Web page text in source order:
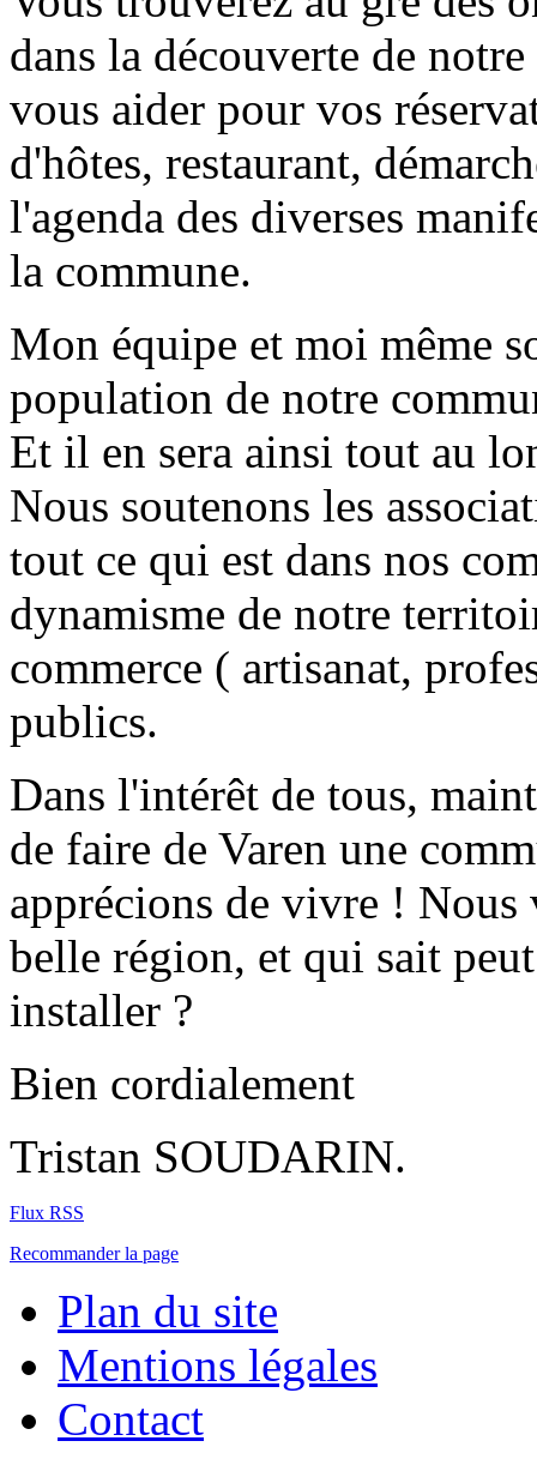
dans la découverte de
vous aider pour vos
d'hôtes, restaurant,
l'agenda des diverses
la commune.
Mon équipe et moi même
population de notre
Et il en sera ainsi tout au
Nous soutenons les
tout ce qui est dans nos
dynamisme de notre
commerce ( artisanat,
publics.
Dans l'intérêt de tous,
de faire de Varen une
apprécions de vivre !
belle région, et qui sait
installer ?
Bien cordialement
Tristan SOUDARIN.
Flux RSS
Recommander la page
Plan du site
Mentions légales
Contact